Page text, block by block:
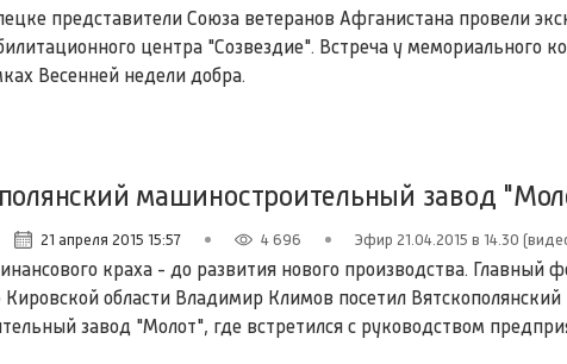
представители Союза ветеранов Афганистана провели
центра "Созвездие". Встреча у мемориального
Весенней недели добра.
машиностроительный завод
21 апреля 2015 15:57 4 696 Эфир 21.04.2015 в 14.30
краха - до развития нового производства. Главный
Кировской области Владимир Климов посетил Вятскополянский
завод "Молот", где встретился с руководством